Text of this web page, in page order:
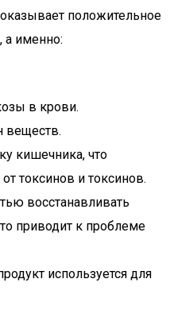
положительное
а именно:
в крови.
веществ.
кишечника, что
токсинов и токсинов.
восстанавливать
приводит к проблеме
используется для